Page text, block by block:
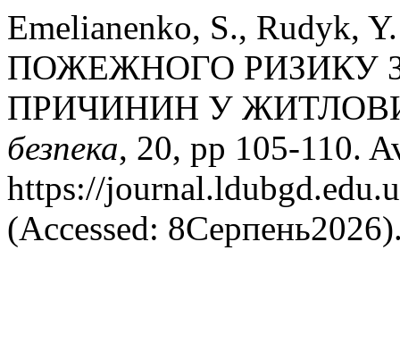
Emelianenko, S., Rudyk,
ПОЖЕЖНОГО РИЗИКУ
ПРИЧИНИН У
безпека, 20, pp 105-110.
https://
(Accessed: